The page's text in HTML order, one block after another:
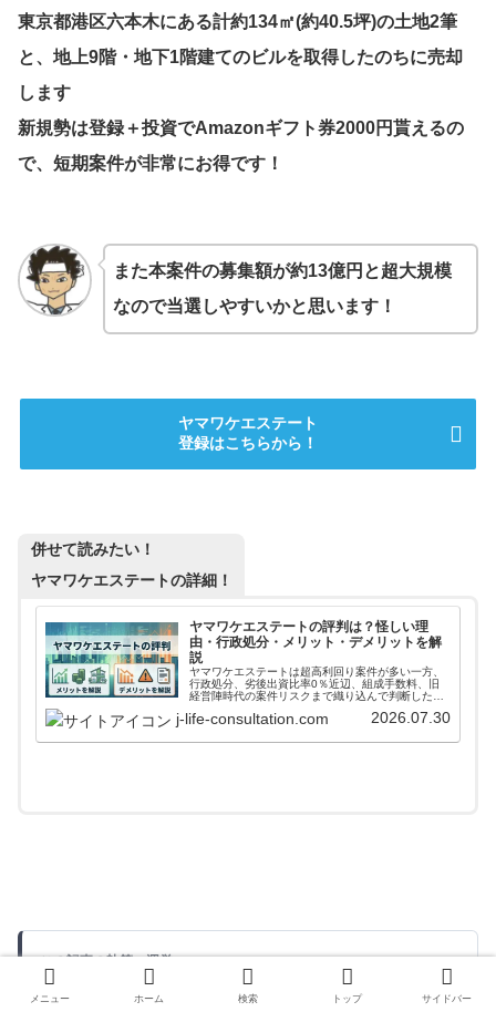
東京都港区六本木にある計約134㎡(約40.5坪)の土地2筆
と、地上9階・地下1階建てのビルを取得したのちに売却
します
新規勢は登録＋投資でAmazonギフト券2000円貰えるの
で、短期案件が非常にお得です！
また本案件の募集額が約13億円と超大規模
なので当選しやすいかと思います！
ヤマワケエステート
登録はこちらから！
併せて読みたい！
ヤマワケエステートの詳細！
ヤマワケエステートの評判は？怪しい理
由・行政処分・メリット・デメリットを解
説
ヤマワケエステートは超高利回り案件が多い一方、
行政処分、劣後出資比率0％近辺、組成手数料、旧
経営陣時代の案件リスクまで織り込んで判断したい
運営会社、本業、親会社REVOLUTION、決算を投
j-life-consultation.com 2026.07.30
この記事の執筆・運営
じぇい
メニュー ホーム 検索 トップ サイドバー